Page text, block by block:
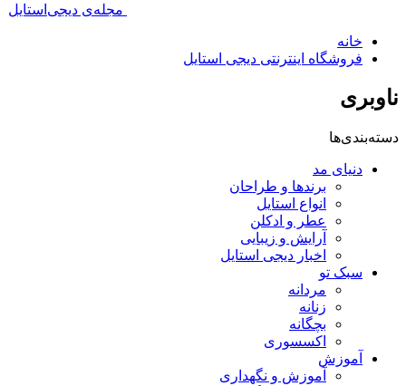
مجله‌ی دیجی‌استایل
خانه
فروشگاه اینترنتی دیجی استایل
ناوبری
دسته‌بندی‌ها
دنیای مد
برندها و طراحان
انواع استایل
عطر و ادکلن
آرایش و زیبایی
اخبار دیجی استایل
سبک تو
مردانه
زنانه
بچگانه
اکسسوری
آموزش
آموزش و نگهداری